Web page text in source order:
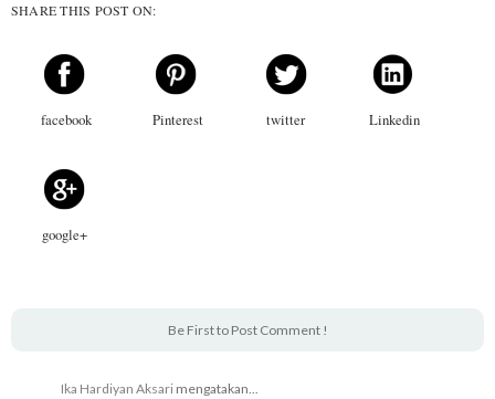
SHARE THIS POST ON:
facebook Pinterest twitter Linkedin
google+
Be First to Post Comment !
Ika Hardiyan Aksari mengatakan...